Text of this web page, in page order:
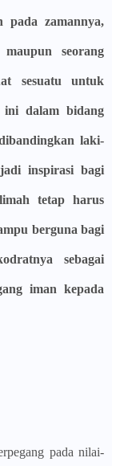
pada zamannya,
seorang
sesuatu untuk
ini dalam bidang
laki-
inspirasi bagi
tetap harus
berguna bagi
sebagai
iman kepada
pada nilai-